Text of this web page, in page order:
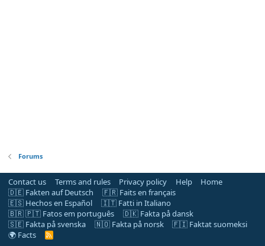
Forums
Contact us Terms and rules Privacy policy Help
Home
🇩🇪 Fakten auf Deutsch
🇫🇷 Faits en français
🇪🇸 Hechos en Español
🇮🇹 Fatti in Italiano
🇧🇷 🇵🇹 Fatos em português
🇩🇰 Fakta på dansk
🇸🇪 Fakta på svenska
🇳🇴 Fakta på norsk
🇫🇮 Faktat suomeksi
🌍 Facts
R